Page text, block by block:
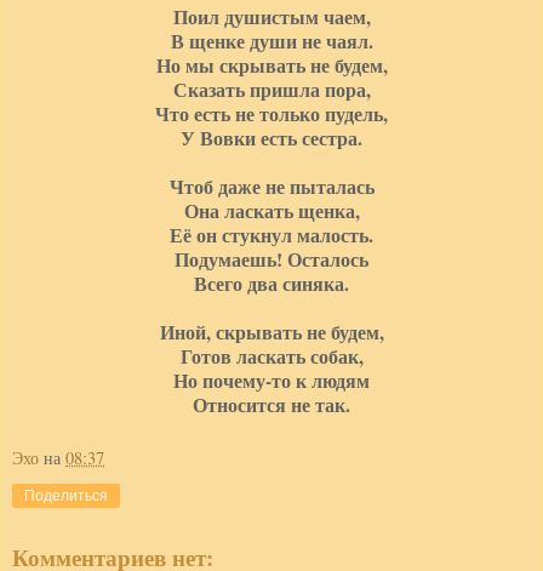
Поил душистым чаем,
В щенке души не чаял.
Но мы скрывать не будем,
Сказать пришла пора,
Что есть не только пудель,
У Вовки есть сестра.
Чтоб даже не пыталась
Она ласкать щенка,
Её он стукнул малость.
Подумаешь! Осталось
Всего два синяка.
Иной, скрывать не будем,
Готов ласкать собак,
Но почему-то к людям
Относится не так.
Эхо на 08:37
Поделиться
Комментариев нет: